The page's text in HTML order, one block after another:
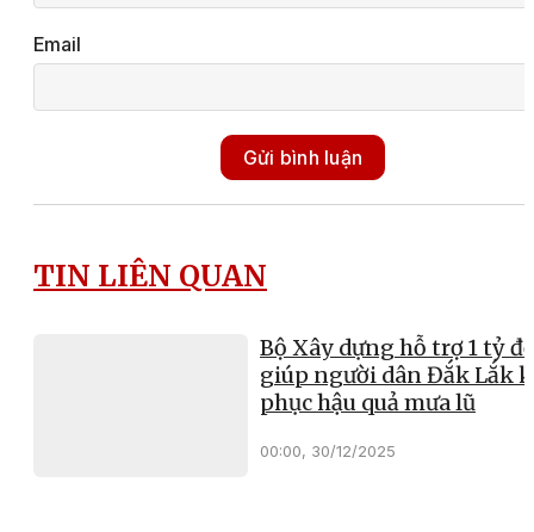
Email
Gửi bình luận
TIN LIÊN QUAN
Bộ Xây dựng hỗ trợ 1 tỷ
giúp người dân Đắk Lắk
phục hậu quả mưa lũ
00:00, 30/12/2025